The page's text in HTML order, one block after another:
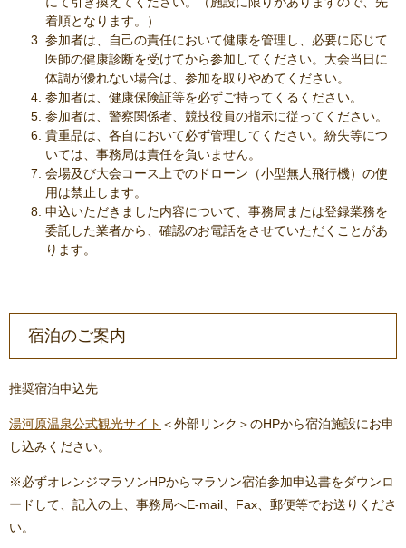
着順となります。）
参加者は、自己の責任において健康を管理し、必要に応じて
医師の健康診断を受けてから参加してください。大会当日に
体調が優れない場合は、参加を取りやめてください。
参加者は、健康保険証等を必ずご持ってくるください。
参加者は、警察関係者、競技役員の指示に従ってください。
貴重品は、各自において必ず管理してください。紛失等につ
いては、事務局は責任を負いません。
会場及び大会コース上でのドローン（小型無人飛行機）の使
用は禁止します。
申込いただきました内容について、事務局または登録業務を
委託した業者から、確認のお電話をさせていただくことがあ
ります。
宿泊のご案内
推奨宿泊申込先
湯河原温泉公式観光サイト ＜外部リンク＞のHPから宿泊施設にお申
し込みください。
※必ずオレンジマラソンHPからマラソン宿泊参加申込書をダウンロ
ードして、記入の上、事務局へE-mail、Fax、郵便等でお送りくださ
い。